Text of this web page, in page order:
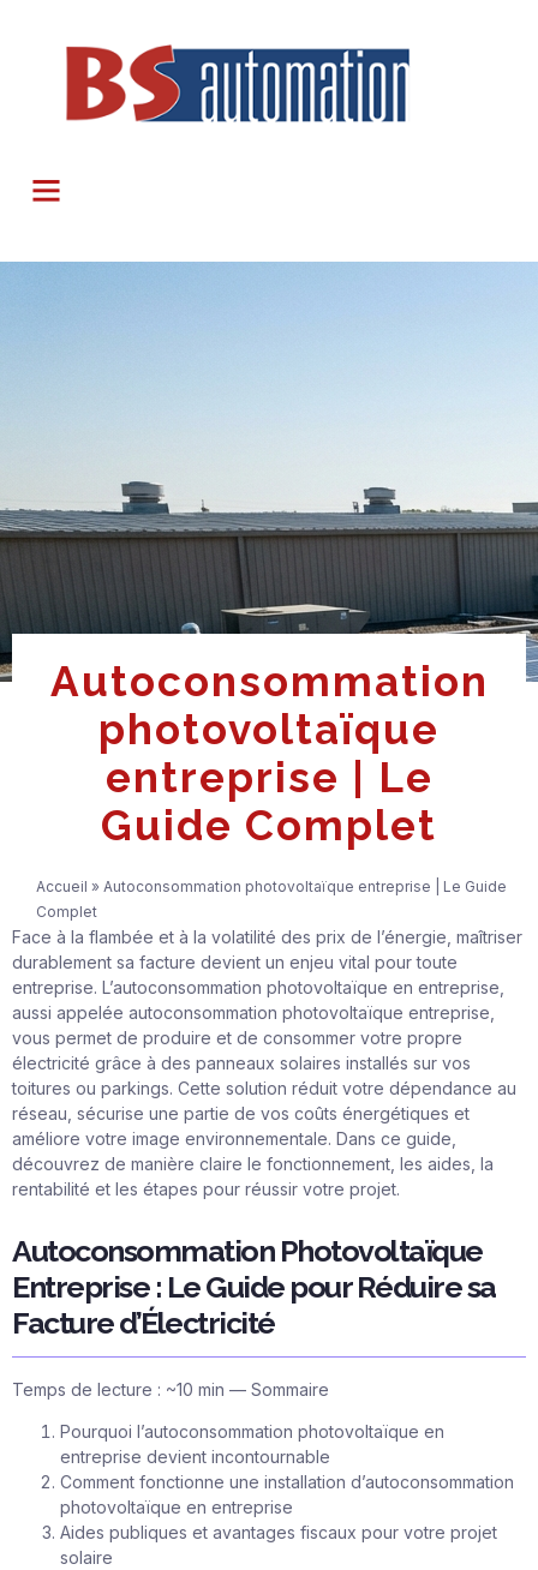
Autoconsommation
photovoltaïque
entreprise | Le
Guide Complet
Accueil » Autoconsommation photovoltaïque entreprise | Le Guide
Complet
Face à la flambée et à la volatilité des prix de l’énergie, maîtriser
durablement sa facture devient un enjeu vital pour toute
entreprise. L’autoconsommation photovoltaïque en entreprise,
aussi appelée autoconsommation photovoltaïque entreprise,
vous permet de produire et de consommer votre propre
électricité grâce à des panneaux solaires installés sur vos
toitures ou parkings. Cette solution réduit votre dépendance au
réseau, sécurise une partie de vos coûts énergétiques et
améliore votre image environnementale. Dans ce guide,
découvrez de manière claire le fonctionnement, les aides, la
rentabilité et les étapes pour réussir votre projet.
Autoconsommation Photovoltaïque
Entreprise : Le Guide pour Réduire sa
Facture d’Électricité
Temps de lecture : ~10 min — Sommaire
Pourquoi l’autoconsommation photovoltaïque en
entreprise devient incontournable
Comment fonctionne une installation d’autoconsommation
photovoltaïque en entreprise
Aides publiques et avantages fiscaux pour votre projet
solaire